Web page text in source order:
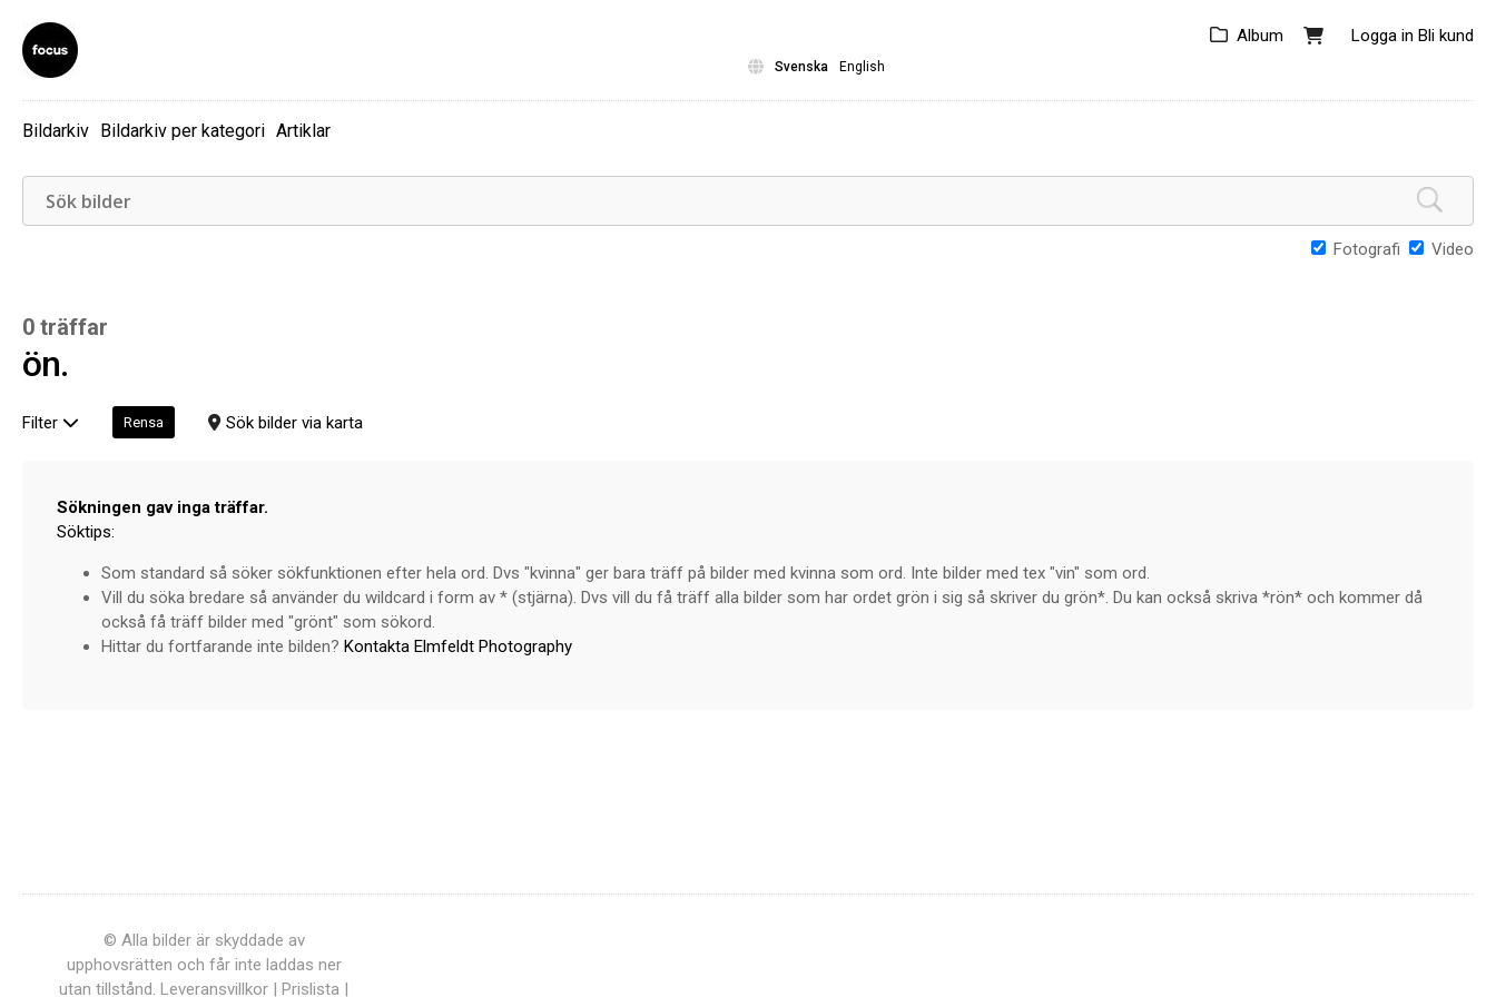
Logga in Bli kund
Album
Svenska English
Bildarkiv Bildarkiv per kategori Artiklar
Fotografi Video
0 träffar
ön.
Filter Rensa Sök bilder via karta
Sökningen gav inga träffar.
Söktips:
Som standard så söker sökfunktionen efter hela ord. Dvs "kvinna" ger bara träff på bilder med kvinna som ord. Inte bilder med tex "vin" som ord.
Vill du söka bredare så använder du wildcard i form av * (stjärna). Dvs vill du få träff alla bilder som har ordet grön i sig så skriver du grön*. Du kan också skriva *rön* och kommer då
också få träff bilder med "grönt" som sökord.
Hittar du fortfarande inte bilden? Kontakta Elmfeldt Photography
© Alla bilder är skyddade av
upphovsrätten och får inte laddas ner
utan tillstånd. Leveransvillkor | Prislista |